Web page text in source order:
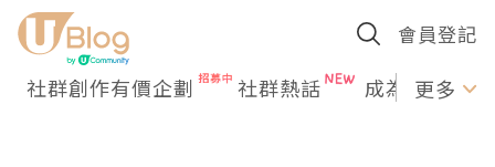
會員登記
社群創作有價企劃 社群熱話 成為U更多